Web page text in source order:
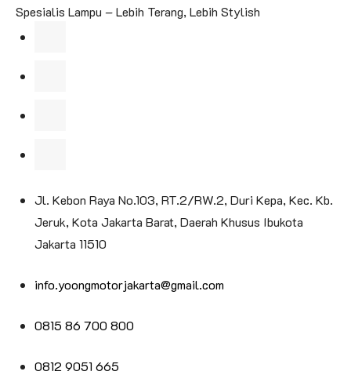
Spesialis Lampu – Lebih Terang, Lebih Stylish
Jl. Kebon Raya No.103, RT.2/RW.2, Duri Kepa, Kec. Kb.
Jeruk, Kota Jakarta Barat, Daerah Khusus Ibukota
Jakarta 11510
info.yoongmotorjakarta@gmail.com
0815 86 700 800
0812 9051 665